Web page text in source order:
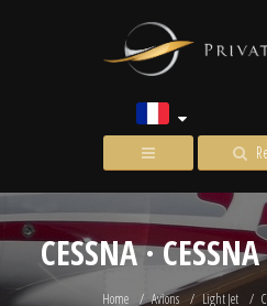
CESSNA ·
Home Avions Light Jet